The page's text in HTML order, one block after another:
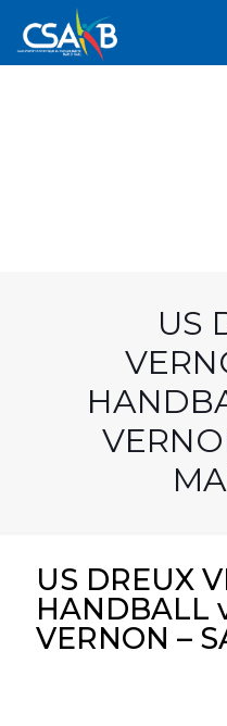
US
US DREUX
HANDBALL
VERNON –